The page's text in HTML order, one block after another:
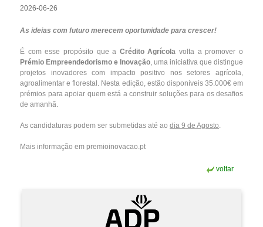
2026-06-26
As ideias com futuro merecem oportunidade para crescer!
É com esse propósito que a Crédito Agrícola volta a promover o
Prémio Empreendedorismo e Inovação, uma iniciativa que distingue
projetos inovadores com impacto positivo nos setores agrícola,
agroalimentar e florestal. Nesta edição, estão disponíveis 35.000€ em
prémios para apoiar quem está a construir soluções para os desafios
de amanhã.
As candidaturas podem ser submetidas até ao dia 9 de Agosto.
Mais informação em premioinovacao.pt
voltar